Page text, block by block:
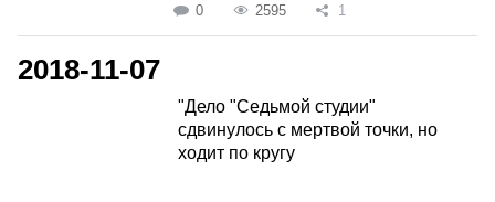
0 2595 1
2018-11-07
"Дело "Седьмой студии"
сдвинулось с мертвой точки, но
ходит по кругу